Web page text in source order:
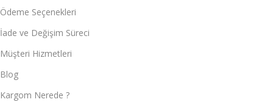
Ödeme Seçenekleri
İade ve Değişim Süreci
Müşteri Hizmetleri
Blog
Kargom Nerede ?